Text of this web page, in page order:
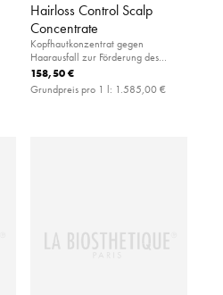
Hairloss Control Scalp
Concentrate
Kopfhautkonzentrat gegen
Haarausfall zur Förderung des
Haarwachstums
158,50 €
Grundpreis pro 1 l: 1.585,00 €